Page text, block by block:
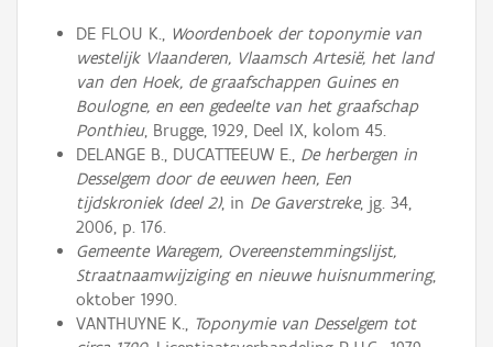
DE FLOU K., Woordenboek der toponymie van
westelijk Vlaanderen, Vlaamsch Artesië, het land
van den Hoek, de graafschappen Guines en
Boulogne, en een gedeelte van het graafschap
Ponthieu, Brugge, 1929, Deel IX, kolom 45.
DELANGE B., DUCATTEEUW E., De herbergen in
Desselgem door de eeuwen heen, Een
tijdskroniek (deel 2), in De Gaverstreke, jg. 34,
2006, p. 176.
Gemeente Waregem, Overeenstemmingslijst,
Straatnaamwijziging en nieuwe huisnummering,
oktober 1990.
VANTHUYNE K., Toponymie van Desselgem tot